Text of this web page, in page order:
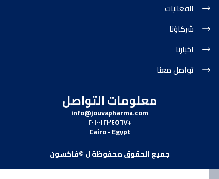
الفعاليات
شركاؤنا
اخبارنا
تواصل معنا
معلومات التواصل
info@jouvapharma.com
+٢٠١٠٠١٢٣٤٥٦٧
Cairo - Egypt
جميع الحقوق محفوظة ل ©فاكسون